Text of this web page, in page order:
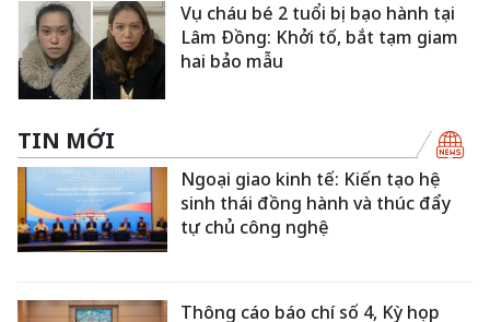
Vụ cháu bé 2 tuổi bị bạo hành tại
Lâm Đồng: Khởi tố, bắt tạm giam
hai bảo mẫu
TIN MỚI
Ngoại giao kinh tế: Kiến tạo hệ
sinh thái đồng hành và thúc đẩy
tự chủ công nghệ
Thông cáo báo chí số 4, Kỳ họp